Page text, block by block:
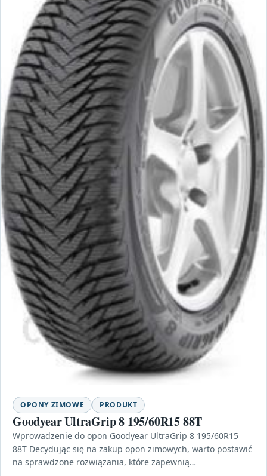
OPONY ZIMOWE PRODUKT
Goodyear UltraGrip 8 195/60R15 88T
Wprowadzenie do opon Goodyear UltraGrip 8 195/60R15
88T Decydując się na zakup opon zimowych, warto postawić
na sprawdzone rozwiązania, które zapewnią